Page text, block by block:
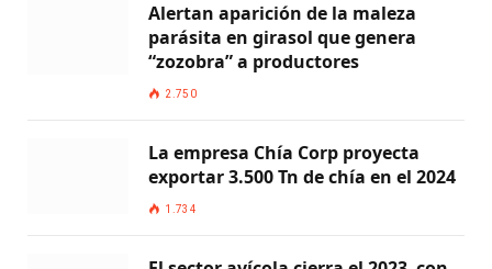
Alertan aparición de la maleza
parásita en girasol que genera
“zozobra” a productores
2.750
La empresa Chía Corp proyecta
exportar 3.500 Tn de chía en el 2024
1.734